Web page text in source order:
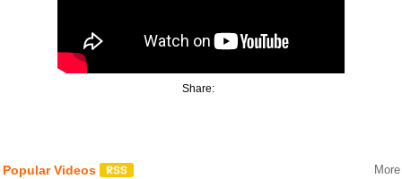
Share:
Popular Videos More